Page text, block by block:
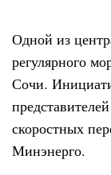
Одной из
регулярного
Сочи.
скоростных
Минэнерго.